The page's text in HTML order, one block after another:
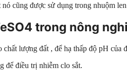
cũng được sử dụng trong nhuộm
trong nông
chất lượng đất , để hạ thấp độ pH
để điều trị nhiễm clo sắt.